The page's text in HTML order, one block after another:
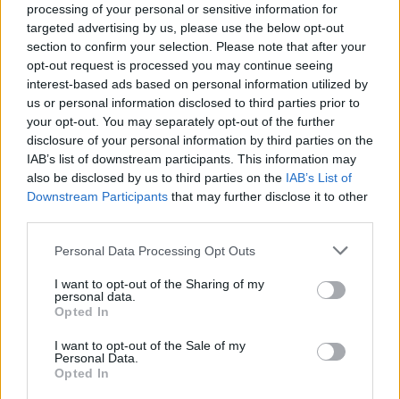
processing of your personal or sensitive information for
targeted advertising by us, please use the below opt-out
section to confirm your selection. Please note that after your
opt-out request is processed you may continue seeing
interest-based ads based on personal information utilized by
us or personal information disclosed to third parties prior to
your opt-out. You may separately opt-out of the further
disclosure of your personal information by third parties on the
IAB’s list of downstream participants. This information may
also be disclosed by us to third parties on the IAB’s List of
Downstream Participants that may further disclose it to other
Personal Data Processing Opt Outs
I want to opt-out of the Sharing of my
personal data.
Opted In
I want to opt-out of the Sale of my
Personal Data.
Opted In
Mi piace andare alla ricerca di piccole storie, cercare la
bellezza dietro casa, scoprire idee slow in un mondo fast.
E naturalmente condividerlo. Se credi che sia un valore,
Abbonati
PIÙ INFORMAZIONI SU
diritti di pesca
lago maggiore
uso civico di pesca
angera
ranco
LEGGI GLI ALTRI ARTICOLI DI